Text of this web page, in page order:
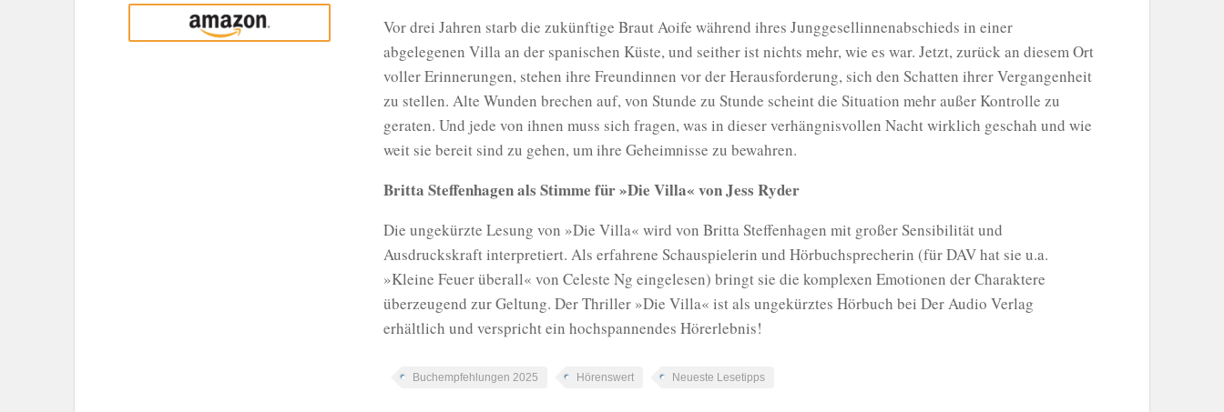
Amazon
Vor drei Jahren starb die zukünftige Braut Aoife während ihres Junggesellinnenabschieds in einer
abgelegenen Villa an der spanischen Küste, und seither ist nichts mehr, wie es war. Jetzt, zurück an diesem Ort
voller Erinnerungen, stehen ihre Freundinnen vor der Herausforderung, sich den Schatten ihrer Vergangenheit
zu stellen. Alte Wunden brechen auf, von Stunde zu Stunde scheint die Situation mehr außer Kontrolle zu
geraten. Und jede von ihnen muss sich fragen, was in dieser verhängnisvollen Nacht wirklich geschah und wie
weit sie bereit sind zu gehen, um ihre Geheimnisse zu bewahren.
Britta Steffenhagen als Stimme für »Die Villa« von Jess Ryder
Die ungekürzte Lesung von »Die Villa« wird von Britta Steffenhagen mit großer Sensibilität und
Ausdruckskraft interpretiert. Als erfahrene Schauspielerin und Hörbuchsprecherin (für DAV hat sie u.a.
»Kleine Feuer überall« von Celeste Ng eingelesen) bringt sie die komplexen Emotionen der Charaktere
überzeugend zur Geltung. Der Thriller »Die Villa« ist als ungekürztes Hörbuch bei Der Audio Verlag
erhältlich und verspricht ein hochspannendes Hörerlebnis!
Buchempfehlungen 2025 Hörenswert Neueste Lesetipps